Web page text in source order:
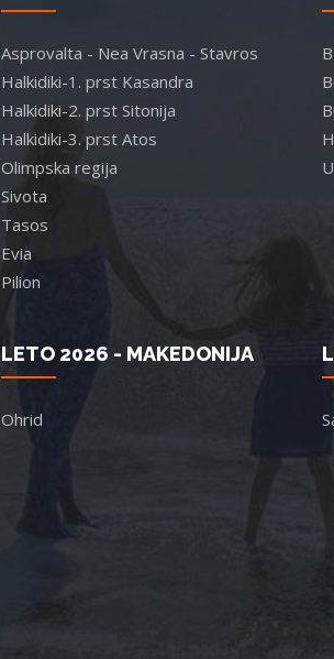
Asprovalta - Nea Vrasna - Stavros
Halkidiki-1. prst Kasandra
Halkidiki-2. prst Sitonija
Halkidiki-3. prst Atos
Olimpska regija
Sivota
Tasos
Evia
Pilion
LETO 2026 - MAKEDONIJA
Ohrid